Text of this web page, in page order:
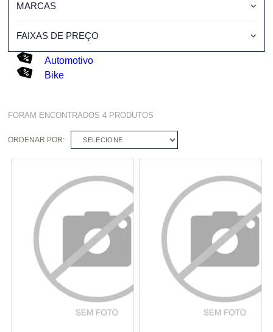
MARCAS
FAIXAS DE PREÇO
Automotivo
Bike
FORAM ENCONTRADOS4 PRODUTOS
ORDENAR POR: SELECIONE